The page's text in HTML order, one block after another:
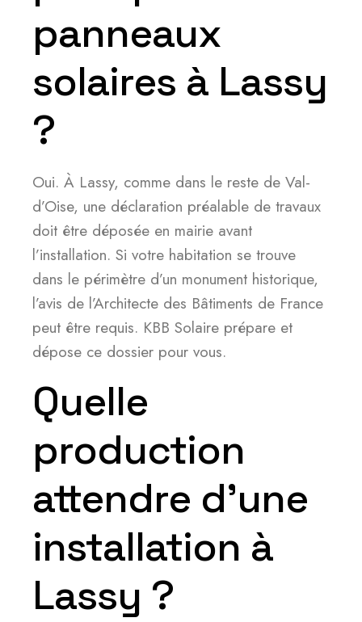
panneaux
solaires à Lassy
?
Oui. À Lassy, comme dans le reste de Val-
d’Oise, une déclaration préalable de travaux
doit être déposée en mairie avant
l’installation. Si votre habitation se trouve
dans le périmètre d’un monument historique,
l’avis de l’Architecte des Bâtiments de France
peut être requis. KBB Solaire prépare et
dépose ce dossier pour vous.
Quelle
production
attendre d’une
installation à
Lassy ?